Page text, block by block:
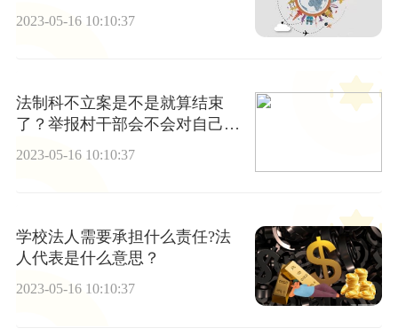
2023-05-16 10:10:37
法制科不立案是不是就算结束
了？举报村干部会不会对自己有
2023-05-16 10:10:37
学校法人需要承担什么责任?法
人代表是什么意思？
2023-05-16 10:10:37